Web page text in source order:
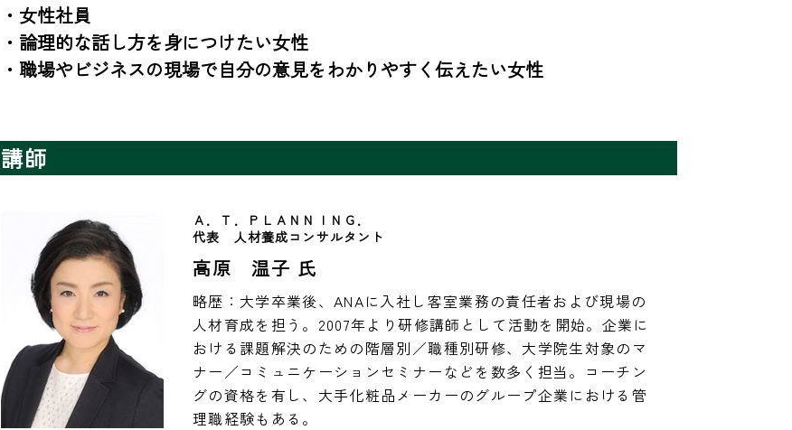
・女性社員
・論理的な話し方を身につけたい女性
・職場やビジネスの現場で自分の意見をわかりやすく伝えたい女性
講師
Ａ．Ｔ．ＰＬＡＮＮＩＮＧ．
代表　人材養成コンサルタント
高原 温子 氏
略歴：大学卒業後、ANAに入社し客室業務の責任者および現場の
人材育成を担う。2007年より研修講師として活動を開始。企業に
おける課題解決のための階層別／職種別研修、大学院生対象のマ
ナー／コミュニケーションセミナーなどを数多く担当。コーチン
グの資格を有し、大手化粧品メーカーのグループ企業における管
理職経験もある。